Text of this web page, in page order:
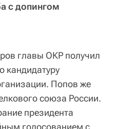
с допингом
главы ОКР получил
кандидатуру
Попов же
союза России.
президента
голосованием с